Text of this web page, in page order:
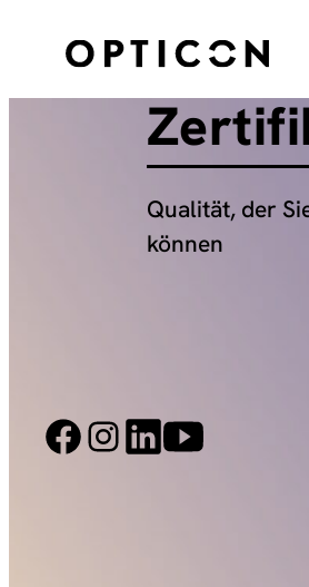
Facebook
Instagram
LinkedIn
YouTube
Qualität, der
können